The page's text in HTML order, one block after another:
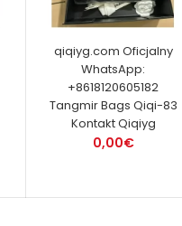
qiqiyg.com Oficjalny
WhatsApp:
+8618120605182
Tangmir Bags Qiqi-83
Kontakt Qiqiyg
0,00€